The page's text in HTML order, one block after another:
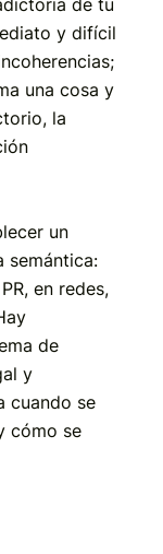
y difícil
una cosa y
la
un
semántica:
en redes,
de
y
cuando se
cómo se